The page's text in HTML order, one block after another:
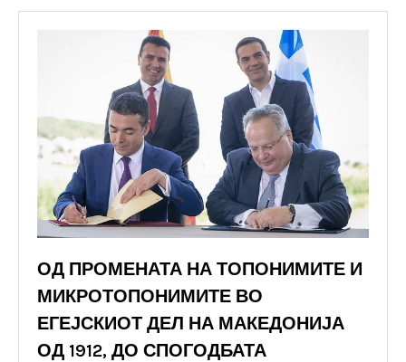
ОД ПРОМЕНАТА НА ТОПОНИМИТЕ И
МИКРОТОПОНИМИТЕ ВО
ЕГЕЈСКИОТ ДЕЛ НА МАКЕДОНИЈА
ОД 1912, ДО СПОГОДБАТА